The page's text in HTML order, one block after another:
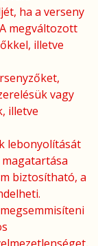
ha a verseny
megváltozott
illetve
vagy
illetve
lebonyolítását
biztosítható, a